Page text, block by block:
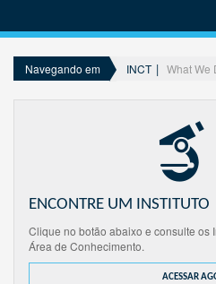
Navegando em INCT What We
ENCONTRE UM INSTITUTO
Clique no botão abaixo e consulte os
Área de Conhecimento.
ACESSAR